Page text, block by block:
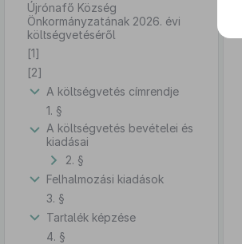
Újrónafő Község
Önkormányzatának 2026. évi
költségvetéséről
[1]
[2]
A költségvetés címrendje
1. §
A költségvetés bevételei és
kiadásai
2. §
Felhalmozási kiadások
3. §
Tartalék képzése
4. §